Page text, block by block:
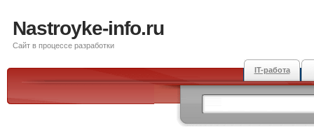
Nastroyke-info.ru
Сайт в процессе разработки
IT-работа